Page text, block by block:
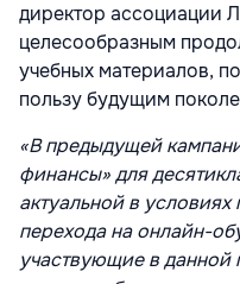
директор ассоциации
целесообразным
учебных материалов,
пользу будущим
«В предыдущей
финансы» для
актуальной в
перехода на онлайн-
участвующие в данной